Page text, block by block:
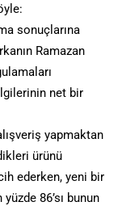
sonuçlarına
Ramazan
net bir
yapmaktan
ürünü
ederken, yeni bir
86’sı bunun